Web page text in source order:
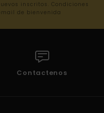
inscritos. Condiciones
de bienvenida
Contactenos